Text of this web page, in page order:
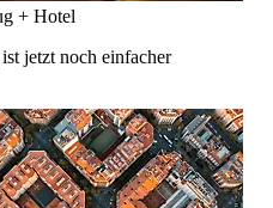
+ Hotel
jetzt noch einfacher